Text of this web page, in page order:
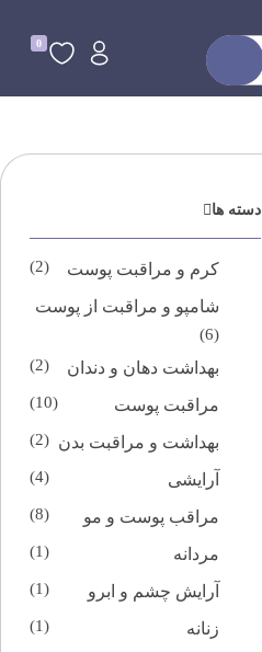
0
دسته ها
کرم و مراقبت پوست (2)
شامپو و مراقبت از پوست
(6)
بهداشت دهان و دندان (2)
مراقبت پوست (10)
بهداشت و مراقبت بدن (2)
آرایشی (4)
مراقب پوست و مو (8)
مردانه (1)
آرایش چشم و ابرو (1)
زنانه (1)